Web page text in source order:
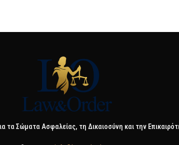
τα Σώματα Ασφαλείας, τη Δικαιοσύνη και την